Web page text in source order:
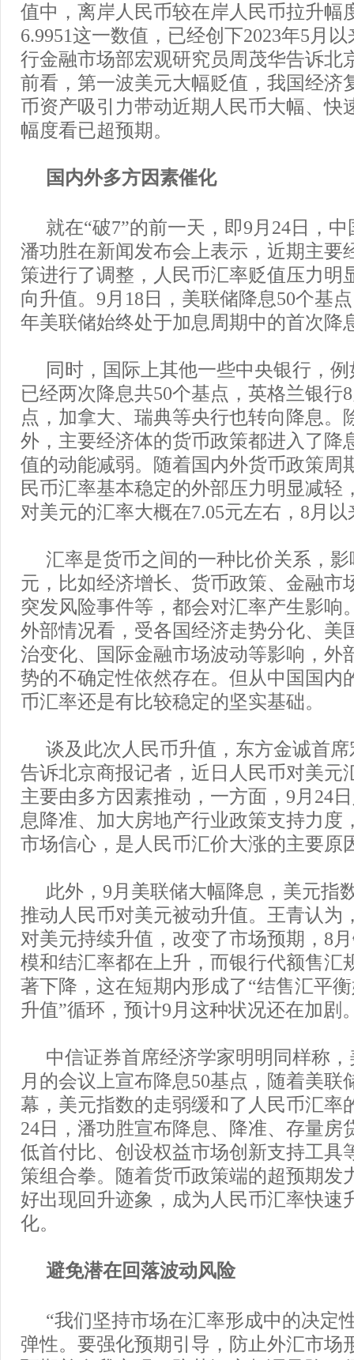
值中，离岸人民币较在岸人民币拉升幅
6.9951这一数值，已经创下2023年5月
行金融市场部宏观研究员周茂华告诉北
前看，第一波美元大幅贬值，我国经济
币资产吸引力带动近期人民币大幅、快
幅度看已超预期。
国内外多方因素催化
就在“破7”的前一天，即9月24日，
潘功胜在新闻发布会上表示，近期主要
策进行了调整，人民币汇率贬值压力明
向升值。9月18日，美联储降息50个基
年美联储始终处于加息周期中的首次降
同时，国际上其他一些中央银行，
已经两次降息共50个基点，英格兰银行
点，加拿大、瑞典等央行也转向降息。
外，主要经济体的货币政策都进入了降
值的动能减弱。随着国内外货币政策周
民币汇率基本稳定的外部压力明显减轻
对美元的汇率大概在7.05元左右，8月以
汇率是货币之间的一种比价关系，
元，比如经济增长、货币政策、金融市
突发风险事件等，都会对汇率产生影响
外部情况看，受各国经济走势分化、美
治变化、国际金融市场波动等影响，外
势的不确定性依然存在。但从中国国内
币汇率还是有比较稳定的坚实基础。
谈及此次人民币升值，东方金诚首
告诉北京商报记者，近日人民币对美元
主要由多方因素推动，一方面，9月24
息降准、加大房地产行业政策支持力度
市场信心，是人民币汇价大涨的主要原
此外，9月美联储大幅降息，美元指
推动人民币对美元被动升值。王青认为
对美元持续升值，改变了市场预期，8
模和结汇率都在上升，而银行代额售汇
著下降，这在短期内形成了“结售汇平
升值”循环，预计9月这种状况还在加剧
中信证券首席经济学家明明同样称，
月的会议上宣布降息50基点，随着美联
幕，美元指数的走弱缓和了人民币汇率
24日，潘功胜宣布降息、降准、存量房
低首付比、创设权益市场创新支持工具
策组合拳。随着货币政策端的超预期发
好出现回升迹象，成为人民币汇率快速
化。
避免潜在回落波动风险
“我们坚持市场在汇率形成中的决定
弹性。要强化预期引导，防止外汇市场